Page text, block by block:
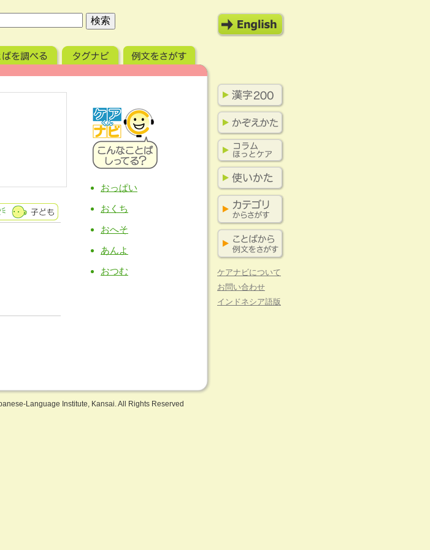
おっぱい
おくち
おへそ
あんよ
おつむ
ケアナビについて
お問い合わせ
インドネシア語版
Language Institute, Kansai. All Rights Reserved